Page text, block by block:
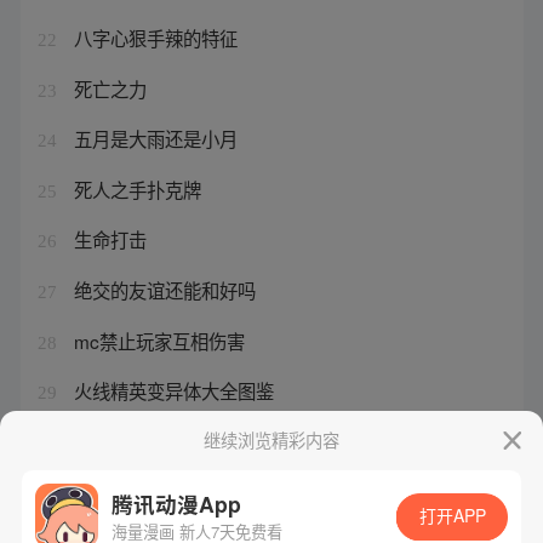
22 八字心狠手辣的特征
23 死亡之力
24 五月是大雨还是小月
25 死人之手扑克牌
26 生命打击
27 绝交的友谊还能和好吗
28 mc禁止玩家互相伤害
29 火线精英变异体大全图鉴
触碰死人手后的化解方法继续浏览精彩内容
腾讯动漫App
海量漫画 新人7天免费看
打开APP